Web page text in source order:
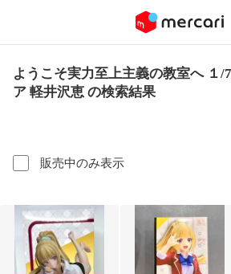
ようこそ実力至上主義の教室へ １/
ア 軽井沢恵 の検索結果
販売中のみ表示